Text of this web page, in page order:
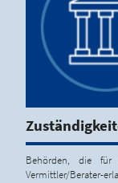
Behörden, die für
Vermittler/Berater-